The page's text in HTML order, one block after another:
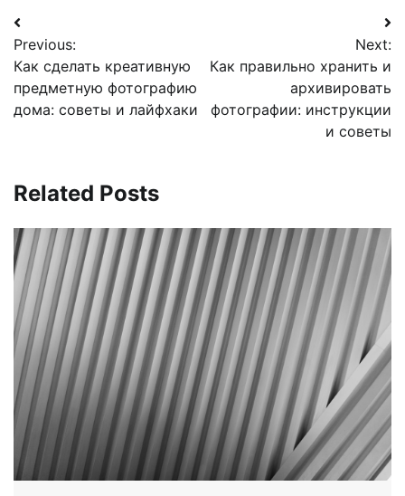
Навигация
по
записям
Previous:
Как сделать креативную
предметную фотографию
дома: советы и лайфхаки
Next:
Как правильно хранить и
архивировать
фотографии: инструкции
и советы
Related Posts